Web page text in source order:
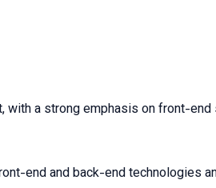
a strong emphasis on front-
end and back-end technologies